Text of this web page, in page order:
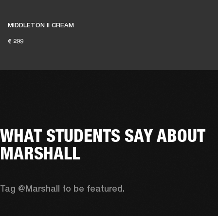
MIDDLETON II CREAM
€ 299
WHAT STUDENTS SAY ABOUT
MARSHALL
Tag @Marshall to be featured.